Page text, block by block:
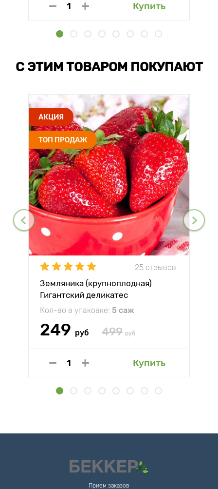
Купить
С ЭТИМ ТОВАРОМ ПОКУПАЮТ
АКЦИЯ
ТОП ПРОДАЖ
25 отзывов
Земляника (крупноплодная)
Гигантский деликатес
Кол-во в упаковке: 5 саж
249 руб 499 руб
Купить
Прием заказов